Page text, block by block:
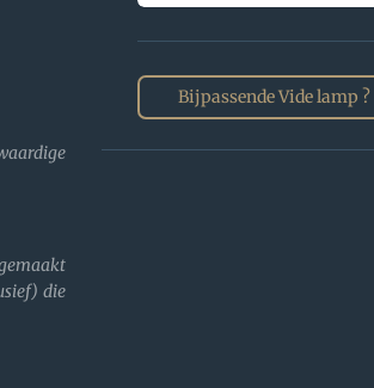
die
Bijpassende Vide lamp ?